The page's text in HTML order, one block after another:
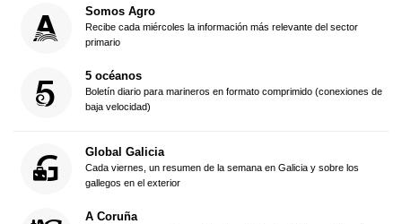
Somos Agro
Recibe cada miércoles la información más relevante del sector
primario
5 océanos
Boletín diario para marineros en formato comprimido (conexiones de
baja velocidad)
Global Galicia
Cada viernes, un resumen de la semana en Galicia y sobre los
gallegos en el exterior
A Coruña